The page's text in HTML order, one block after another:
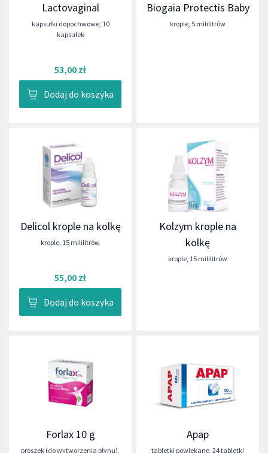
Lactovaginal
kapsułki dopochwowe, 10
kapsułek
53,00 zł
Dodaj do koszyka
Biogaia Protectis Baby
krople, 5 mililitrów
Delicol krople na kolkę
krople, 15 mililitrów
55,00 zł
Dodaj do koszyka
Kolzym krople na
kolkę
krople, 15 mililitrów
Forlax 10 g
proszek (do wytworzenia płynu),
Apap
tabletki powlekane, 24 tabletki